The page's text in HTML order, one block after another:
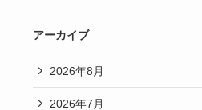
アーカイブ
2026年8月
2026年7月